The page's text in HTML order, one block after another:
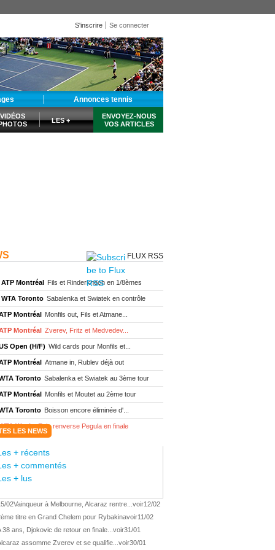
S'inscrire Se connecter
Annonces tennis
VIDÉOS
LES +
ENVOYEZ-NOUS
VOS ARTICLES
FLUX RSS
ATP Montréal Fils et Rinderknech en 1/8èmes
WTA Toronto Sabalenka et Swiatek en contrôle
Montréal Monfils out, Fils et Atmane...
Montréal Zverev, Fritz et Medvedev...
Open (H/F) Wild cards pour Monfils et...
Montréal Atmane in, Rublev déjà out
Toronto Sabalenka et Swiatek au 3ème tour
Montréal Monfils et Moutet au 2ème tour
Toronto Boisson encore éliminée d'...
Wash. Eala renverse Pegula en finale
Memphis Liutova, 16 ans et déjà titrée
ATP Wash.
Wash. Eala domine Svitolina
Wash. De Minaur éliminé en 1/4
LES NEWS
+ récents
+ commentés
+ lus
02Vainqueur à Melbourne, Alcaraz rentre... voir12/02
titre en Grand Chelem pour Rybakinavoir11/02
38 ans, Djokovic de retour en finale... voir31/01
assomme Zverev et se qualifie... voir30/01